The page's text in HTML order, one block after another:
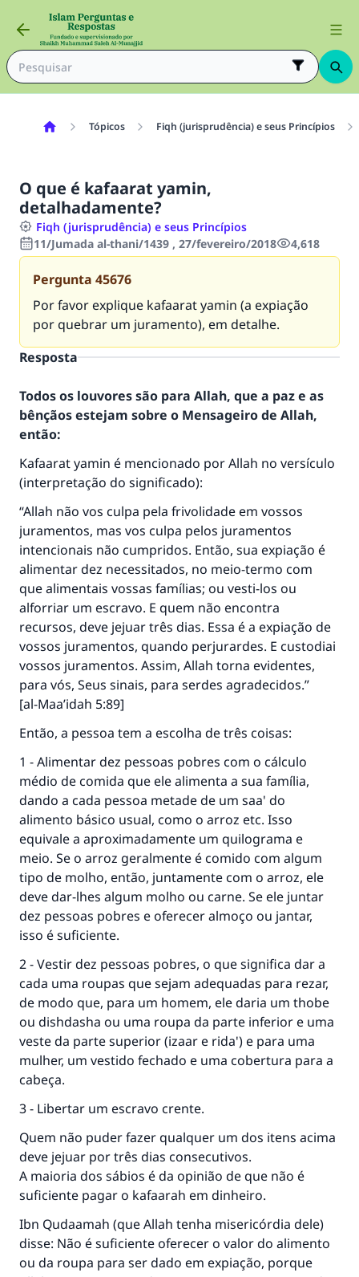
Tópicos Fiqh (jurisprudência) e seus Princípios
O que é kafaarat yamin,
detalhadamente?
Fiqh (jurisprudência) e seus Princípios
11/Jumada al-thani/1439 , 27/fevereiro/2018
4,618
Pergunta 45676
Por favor explique kafaarat yamin (a expiação
por quebrar um juramento), em detalhe.
Resposta
Todos os louvores são para Allah, que a paz e as
bênçãos estejam sobre o Mensageiro de Allah,
então:
Kafaarat yamin é mencionado por Allah no versículo
(interpretação do significado):
“Allah não vos culpa pela frivolidade em vossos
juramentos, mas vos culpa pelos juramentos
intencionais não cumpridos. Então, sua expiação é
alimentar dez necessitados, no meio-termo com
que alimentais vossas famílias; ou vesti-los ou
alforriar um escravo. E quem não encontra
recursos, deve jejuar três dias. Essa é a expiação de
vossos juramentos, quando perjurardes. E custodiai
vossos juramentos. Assim, Allah torna evidentes,
para vós, Seus sinais, para serdes agradecidos.”
[al-Maa’idah 5:89]
Então, a pessoa tem a escolha de três coisas:
1 - Alimentar dez pessoas pobres com o cálculo
médio de comida que ele alimenta a sua família,
dando a cada pessoa metade de um saa' do
alimento básico usual, como o arroz etc. Isso
equivale a aproximadamente um quilograma e
meio. Se o arroz geralmente é comido com algum
tipo de molho, então, juntamente com o arroz, ele
deve dar-lhes algum molho ou carne. Se ele juntar
dez pessoas pobres e oferecer almoço ou jantar,
isso é suficiente.
2 - Vestir dez pessoas pobres, o que significa dar a
cada uma roupas que sejam adequadas para rezar,
de modo que, para um homem, ele daria um thobe
ou dishdasha ou uma roupa da parte inferior e uma
veste da parte superior (izaar e rida') e para uma
mulher, um vestido fechado e uma cobertura para a
cabeça.
3 - Libertar um escravo crente.
Quem não puder fazer qualquer um dos itens acima
deve jejuar por três dias consecutivos.
A maioria dos sábios é da opinião de que não é
suficiente pagar o kafaarah em dinheiro.
Ibn Qudaamah (que Allah tenha misericórdia dele)
disse: Não é suficiente oferecer o valor do alimento
ou da roupa para ser dado em expiação, porque
A resposta n° 110845 salvou um
casamento.
Ajude-nos a responder à Ummah
O Profeta ﷺ disse,
que é bom receberá a mesma recompensa
que aqueles que o fazem."